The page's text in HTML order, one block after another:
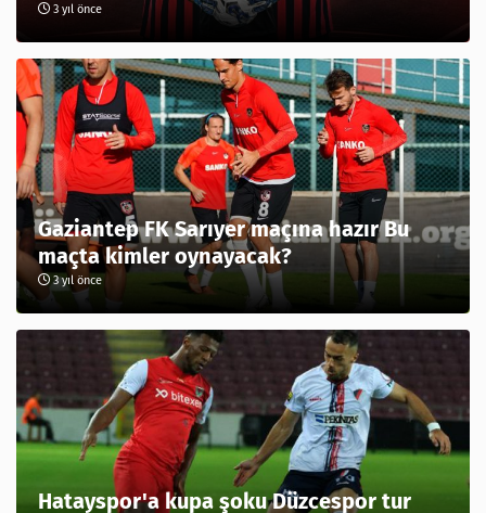
3 yıl önce
Gaziantep FK Sarıyer maçına hazır Bu
maçta kimler oynayacak?
3 yıl önce
Hatayspor'a kupa şoku Düzcespor tur